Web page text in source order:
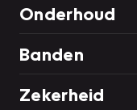
Onderhoud
Banden
Zekerheid